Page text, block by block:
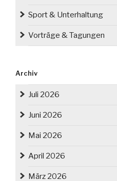
Sport & Unterhaltung
Vorträge & Tagungen
Archiv
Juli 2026
Juni 2026
Mai 2026
April 2026
März 2026